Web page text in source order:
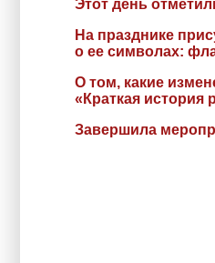
Этот день
На празднике
о ее символах:
О том, какие
«Краткая история
Завершила